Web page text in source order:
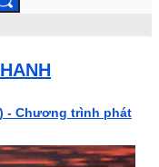
- Chương trình phát